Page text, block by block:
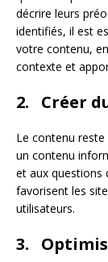
décrire leurs
identifiés, il est
votre contenu,
contexte et
2. Créer
Le contenu
un contenu
et aux questions
favorisent les
utilisateurs.
3.